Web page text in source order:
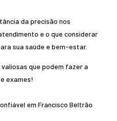
da precisão nos
e o que considerar
sua saúde e bem-estar.
que podem fazer a
exames!